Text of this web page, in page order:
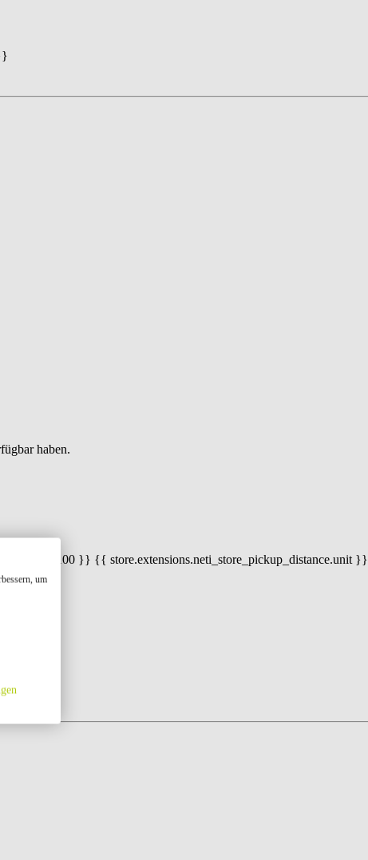
haben.
* 100) / 100 }} {{ store.extensions.neti_store_pickup_distance.unit }}
um